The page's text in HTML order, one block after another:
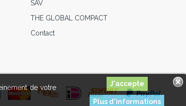
de votre
Plus d'informations
SAV
THE GLOBAL COMPACT
Contact